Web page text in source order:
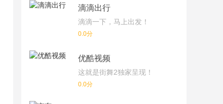
滴滴出行
滴滴一下，马上出发！
0.0分
优酷视频
这就是街舞2独家呈现！
0.0分